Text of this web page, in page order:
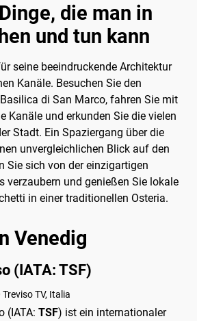
die man in
und tun kann
seine beeindruckende Architektur
Kanäle. Besuchen Sie den
di San Marco, fahren Sie mit
Kanäle und erkunden Sie die vielen
Stadt. Ein Spaziergang über die
unvergleichlichen Blick auf den
Sie sich von der einzigartigen
verzaubern und genießen Sie lokale
in einer traditionellen Osteria.
Venedig
(IATA: TSF)
TV, Italia
(IATA: TSF) ist ein internationaler